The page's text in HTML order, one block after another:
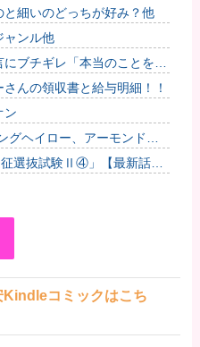
と細いのどっちが好み？他
ャンル他
ブチギレ「本当のことを話
んの領収書と給与明細！！
ン
ヘイロー、アーモンドア
ラフト）
選抜試験Ⅱ④」【最新話コ
Kindleコミックはこち